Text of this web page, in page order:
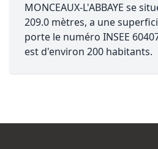
MONCEAUX-L'ABBAYE se
209.0 mètres, a une
porte le numéro INSEE
est d'environ 200 habitants.